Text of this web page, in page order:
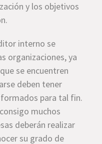
y los objetivos
interno se
organizaciones, ya
se encuentren
deben tener
para tal fin.
muchos
deberán realizar
su grado de